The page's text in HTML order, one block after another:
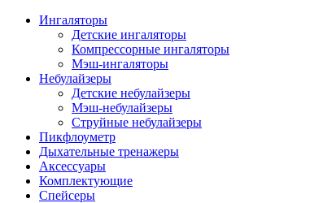
Ингаляторы
Детские ингаляторы
Компрессорные ингаляторы
Мэш-ингаляторы
Небулайзеры
Детские небулайзеры
Мэш-небулайзеры
Струйные небулайзеры
Пикфлоуметр
Дыхательные тренажеры
Аксессуары
Комплектующие
Спейсеры